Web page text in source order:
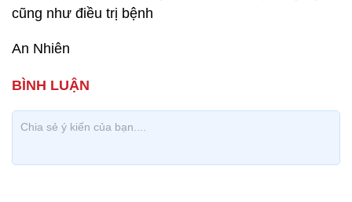
cũng như điều trị bệnh
An Nhiên